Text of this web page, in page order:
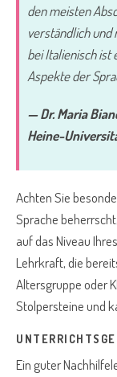
den meisten
verständlich und
bei Italienisch ist
Aspekte der
— Dr. Maria
Heine-
Achten Sie
Sprache
auf das Niveau
Lehrkraft, die
Altersgruppe oder
Stolpersteine und
Ein guter